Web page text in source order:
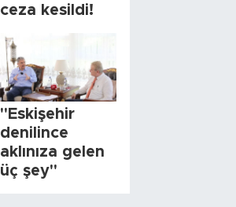
ceza kesildi!
"Eskişehir
denilince
aklınıza gelen
üç şey"